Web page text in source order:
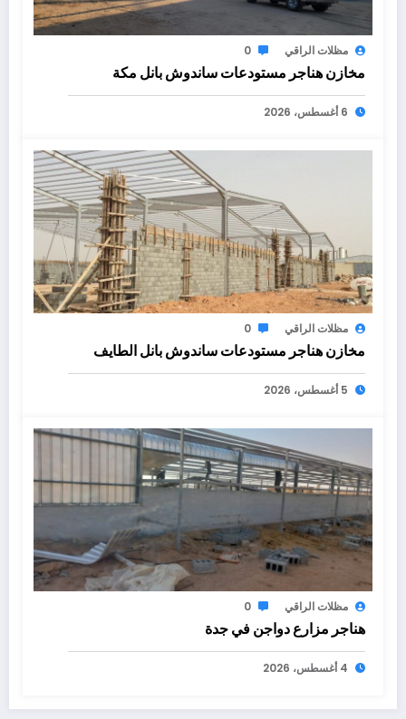
مظلات الراقي 0
مخازن هناجر مستودعات ساندوش بانل مكة
6 أغسطس، 2026
مظلات الراقي 0
مخازن هناجر مستودعات ساندوش بانل الطايف
5 أغسطس، 2026
مظلات الراقي 0
هناجر مزارع دواجن في جدة
4 أغسطس، 2026